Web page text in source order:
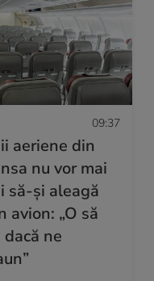
09:37
aeriene din
nu vor mai
să-și aleagă
avion: „O să
ne